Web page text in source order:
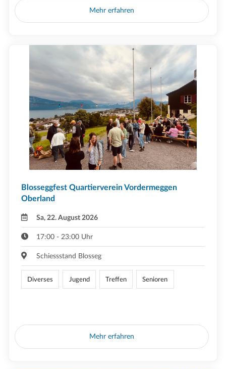
Mehr erfahren
Blosseggfest Quartierverein Vordermeggen
Oberland
Sa, 22. August 2026
17:00 - 23:00 Uhr
Schiessstand Blosseg
Diverses Jugend Treffen Senioren
Mehr erfahren